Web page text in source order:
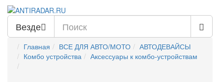
Везде
Главная ВСЕ ДЛЯ АВТО/МОТО
АВТОДЕВАЙСЫ
Комбо устройства
Аксессуары к комбо-устройствам